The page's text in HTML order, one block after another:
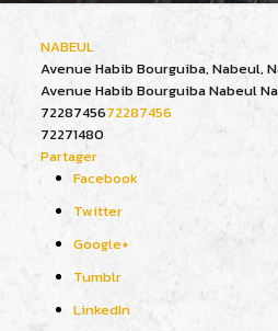
NABEUL
Avenue Habib Bourguiba, Nabeul‎,
Avenue Habib BourguibaNabeul‎
7228745672287456
72271480
Partager
Facebook
Twitter
Google+
Tumblr
LinkedIn